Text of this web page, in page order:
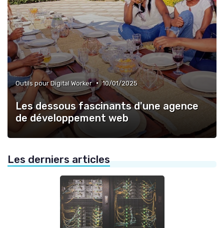
Outils pour Digital Worker • 10/01/2025
Les dessous fascinants d'une agence
de développement web
Les derniers articles